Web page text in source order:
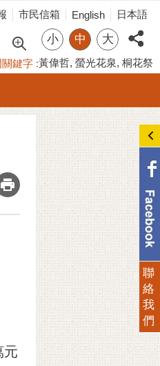
市民信箱 English 日本語
小 中 大
鍵字 黃偉哲 螢光花泉 桐花祭
元
聯
絡
我
們